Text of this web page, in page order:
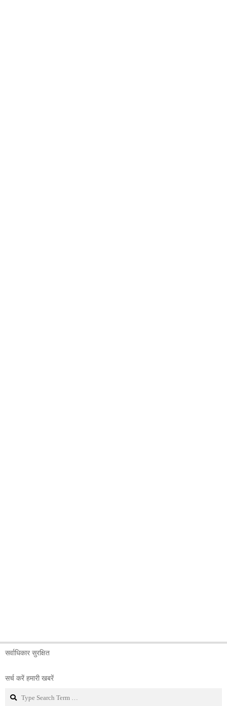
सर्वाधिकार सुरक्षित
सर्च करें हमारी खबरें